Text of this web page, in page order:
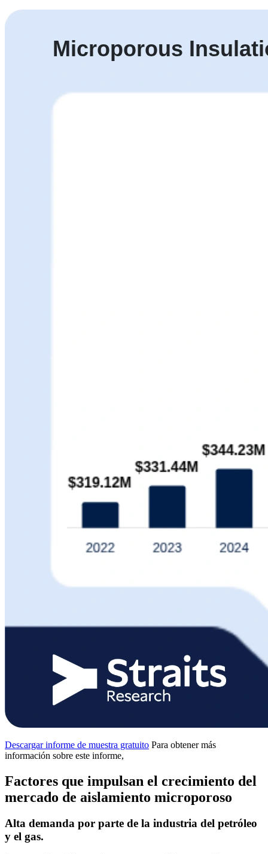
Descargar informe de muestra gratuito Para obtener más
información sobre este informe,
Factores que impulsan el crecimiento del
mercado de aislamiento microporoso
Alta demanda por parte de la industria del petróleo
y el gas.